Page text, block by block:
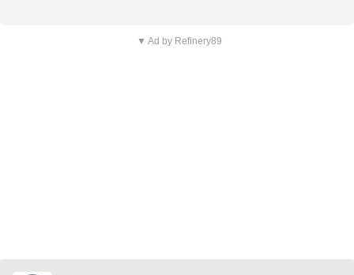
▼ Ad by Refinery89